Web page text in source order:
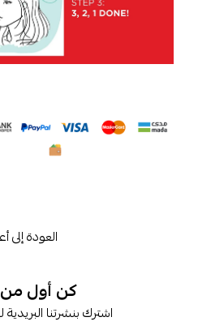
العودة إلى
كن أول
اشترك بنشرتنا